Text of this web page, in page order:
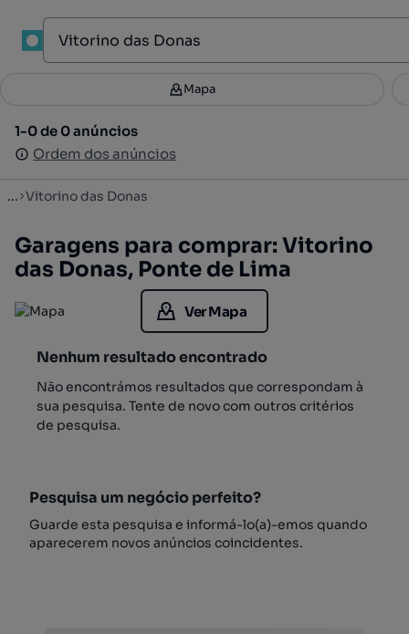
Filtros 2
1-0 de 0 anúncios
Ordem dos anúncios
Mapa
1-0 de 0 anúncios
Ordem dos anúncios
... Vitorino das Donas
Garagens para comprar: Vitorino
das Donas, Ponte de Lima
Ver Mapa
Nenhum resultado encontrado
Não encontrámos resultados que correspondam à
sua pesquisa. Tente de novo com outros critérios
de pesquisa.
Pesquisa um negócio perfeito?
Guarde esta pesquisa e informá-lo(a)-emos quando
aparecerem novos anúncios coincidentes.